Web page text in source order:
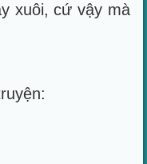
xuôi, cứ vậy mà